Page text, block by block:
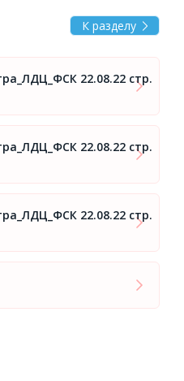
К разделу
22.08.22 стр.
22.08.22 стр.
22.08.22 стр.